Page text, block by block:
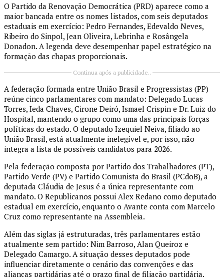
O Partido da Renovação Democrática (PRD) aparece como a
maior bancada entre os nomes listados, com seis deputados
estaduais em exercício: Pedro Fernandes, Edevaldo Neves,
Ribeiro do Sinpol, Jean Oliveira, Lebrinha e Rosângela
Donadon. A legenda deve desempenhar papel estratégico na
formação das chapas proporcionais.
Continua após a publicidade..
A federação formada entre União Brasil e Progressistas (PP)
reúne cinco parlamentares com mandato: Delegado Lucas
Torres, Ieda Chaves, Cirone Deiró, Ismael Crispin e Dr. Luiz do
Hospital, mantendo o grupo como uma das principais forças
políticas do estado. O deputado Izequiel Neiva, filiado ao
União Brasil, está atualmente inelegível e, por isso, não
integra a lista de possíveis candidatos para 2026.
Pela federação composta por Partido dos Trabalhadores (PT),
Partido Verde (PV) e Partido Comunista do Brasil (PCdoB), a
deputada Cláudia de Jesus é a única representante com
mandato. O Republicanos possui Alex Redano como deputado
estadual em exercício, enquanto o Avante conta com Marcelo
Cruz como representante na Assembleia.
Além das siglas já estruturadas, três parlamentares estão
atualmente sem partido: Nim Barroso, Alan Queiroz e
Delegado Camargo. A situação desses deputados pode
influenciar diretamente o cenário das convenções e das
alianças partidárias até o prazo final de filiação partidária.